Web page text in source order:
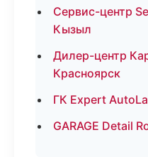
Сервис-центр
Кызыл
Дилер-центр
Красноярск
ГК Expert
GARAGE Detail